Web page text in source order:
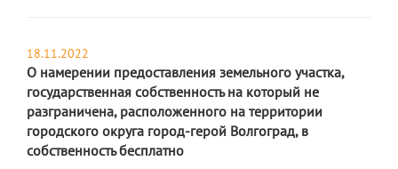
18.11.2022
О намерении предоставления земельного участка,
государственная собственность на который не
разграничена, расположенного на территории
городского округа город-герой Волгоград, в
собственность бесплатно